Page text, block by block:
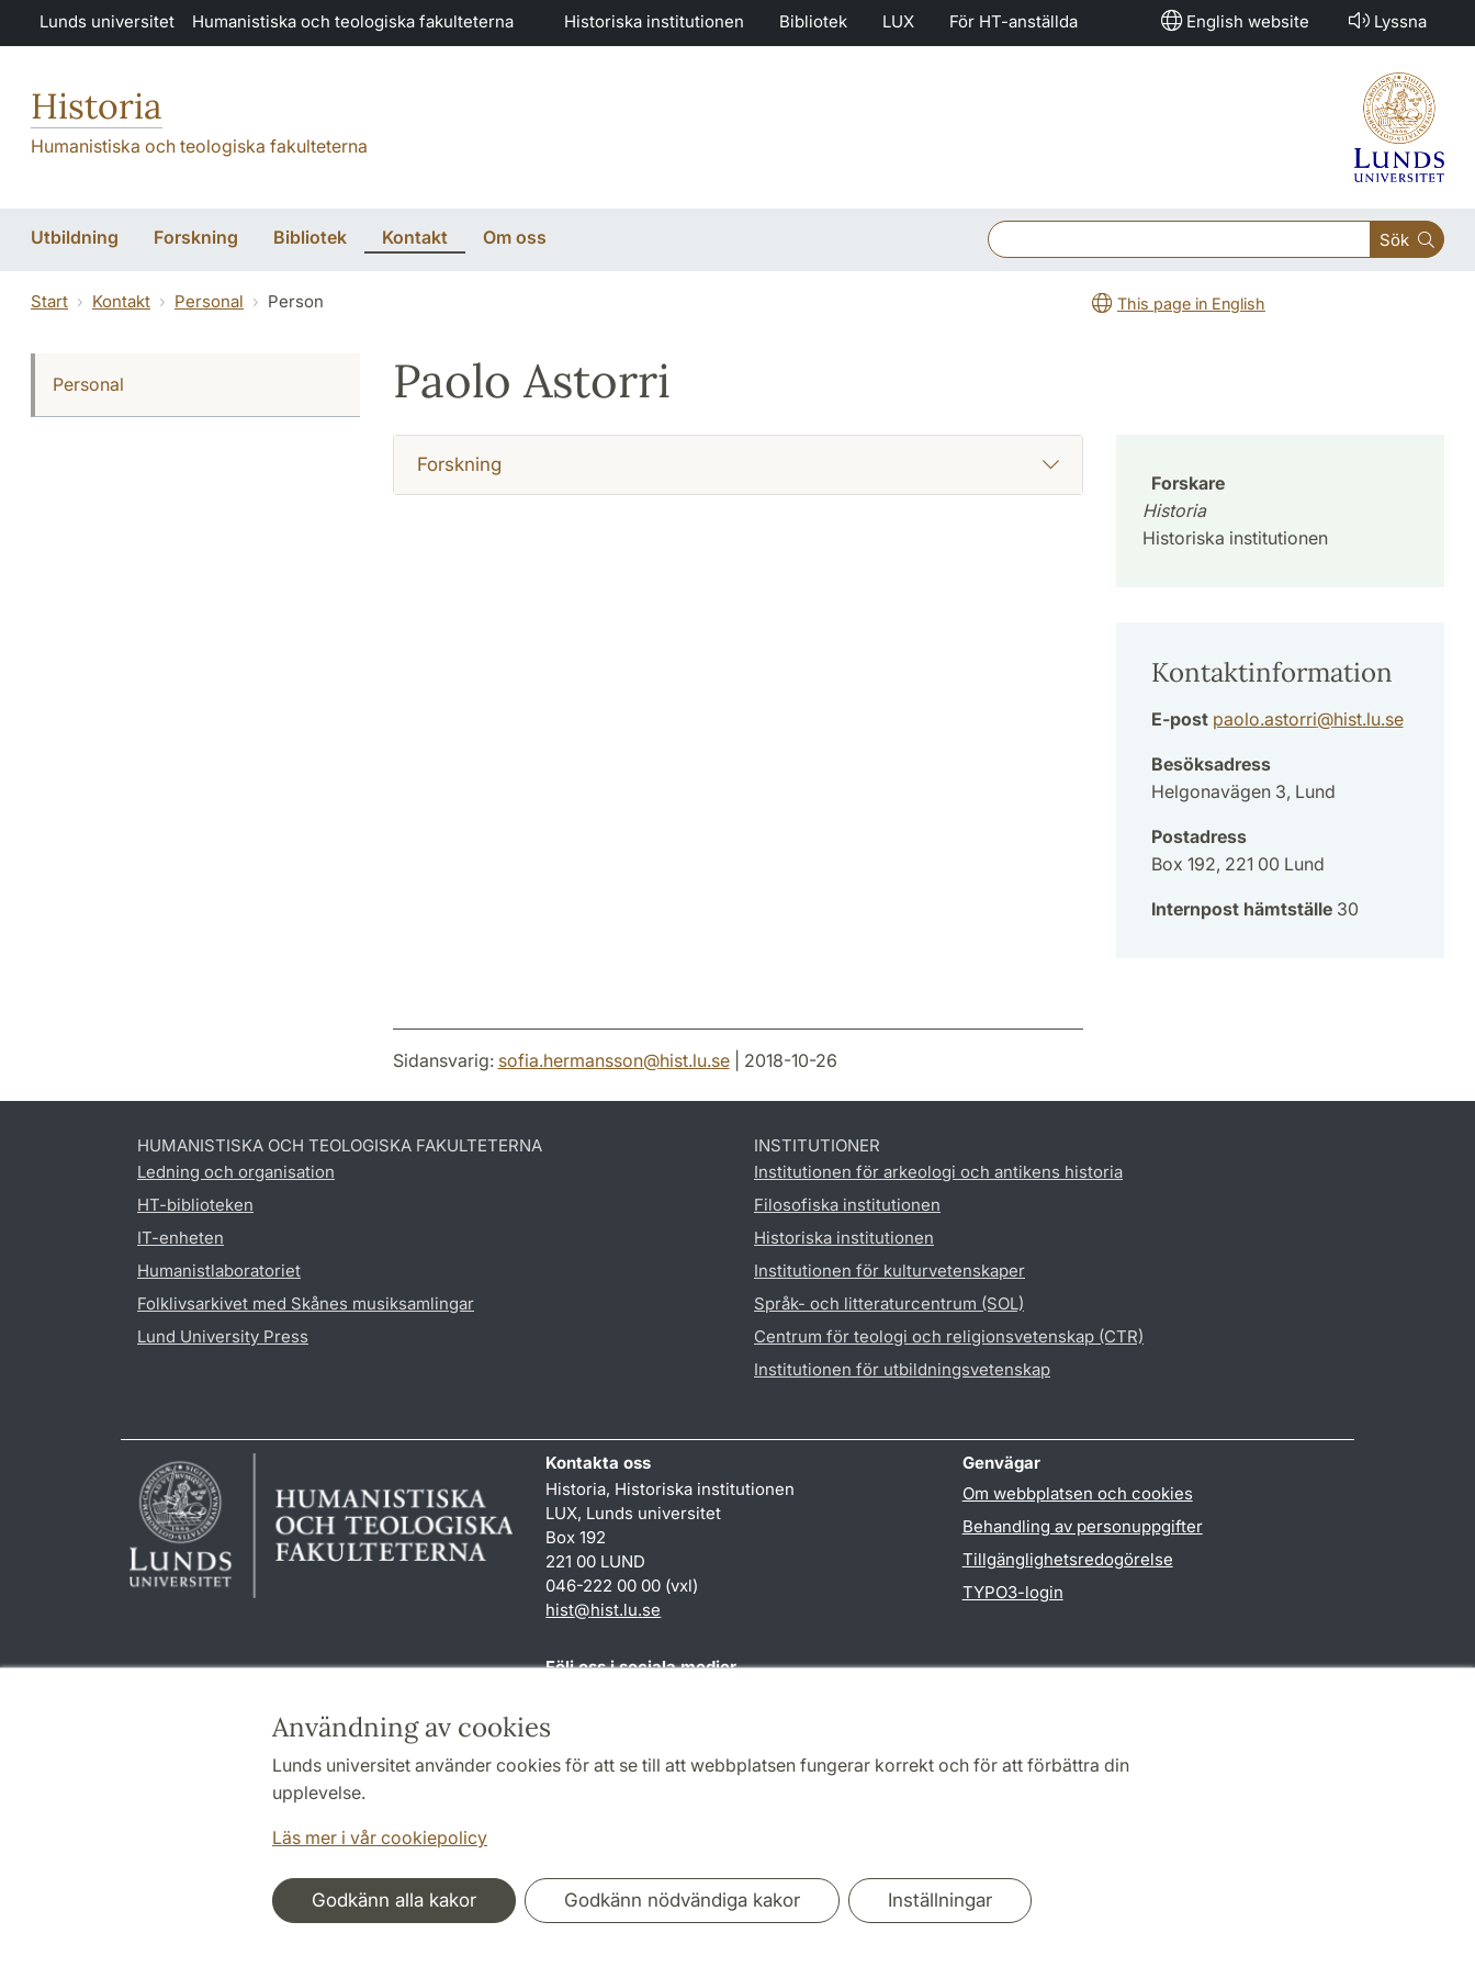
Hoppa till huvudinnehåll
Användning av cookies
Lunds universitet använder cookies för att se till att webbplatsen fungerar korrekt och för att förbättra din
upplevelse.
Läs mer i vår cookiepolicy
Godkänn alla kakor Godkänn nödvändiga kakor Inställningar
Lunds universitet Humanistiska och teologiska fakulteterna Historiska institutionen Bibliotek LUX För HT-anställda English website Lyssna
Historia
Humanistiska och teologiska fakulteterna
Utbildning Forskning Bibliotek Kontakt Om oss Sök
Start Kontakt Personal Person This page in English
Personal Paolo Astorri
Forskning
Forskare
Historia
Historiska institutionen
Kontaktinformation
E-post paolo.astorri@hist.lu.se
Besöksadress
Helgonavägen 3, Lund
Postadress
Box 192, 221 00 Lund
Internpost hämtställe30
Sidansvarig: sofia.hermansson@hist.lu.se| 2018-10-26
HUMANISTISKA OCH TEOLOGISKA FAKULTETERNA
Ledning och organisation
HT-biblioteken
IT-enheten
Humanistlaboratoriet
Folklivsarkivet med Skånes musiksamlingar
Lund University Press
INSTITUTIONER
Institutionen för arkeologi och antikens historia
Filosofiska institutionen
Historiska institutionen
Institutionen för kulturvetenskaper
Språk- och litteraturcentrum (SOL)
Centrum för teologi och religionsvetenskap (CTR)
Institutionen för utbildningsvetenskap
Kontakta oss
Historia, Historiska institutionen
LUX, Lunds universitet
Box 192
221 00 LUND
046-222 00 00 (vxl)
hist@hist.lu.se
Genvägar
Om webbplatsen och cookies
Behandling av personuppgifter
Tillgänglighetsredogörelse
TYPO3-login
Följ oss i sociala medier